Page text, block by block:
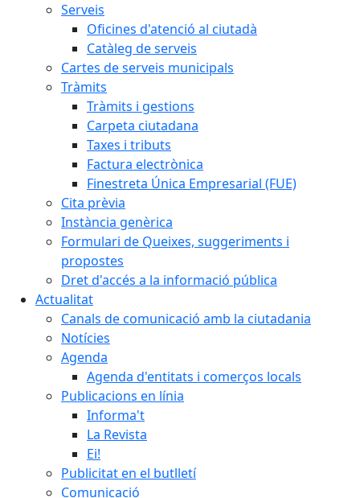
Serveis
Oficines d'atenció al ciutadà
Catàleg de serveis
Cartes de serveis municipals
Tràmits
Tràmits i gestions
Carpeta ciutadana
Taxes i tributs
Factura electrònica
Finestreta Única Empresarial (FUE)
Cita prèvia
Instància genèrica
Formulari de Queixes, suggeriments i
propostes
Dret d'accés a la informació pública
Actualitat
Canals de comunicació amb la ciutadania
Notícies
Agenda
Agenda d'entitats i comerços locals
Publicacions en línia
Informa't
La Revista
Ei!
Publicitat en el butlletí
Comunicació